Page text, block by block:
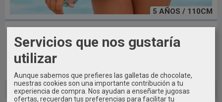
5 AÑOS / 110CM
Bikini estampado niña Mayoral
16,09 € 22,99 €
Añadir a Carrito
Servicios que nos gustaría
utilizar
Aunque sabemos que prefieres las galletas de chocolate,
nuestras cookies son una importante contribución a tu
experiencia de compra. Nos ayudan a enseñarte jugosas
ofertas, recuerdan tus preferencias para facilitar tu